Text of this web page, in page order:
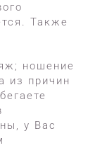
Также
ношение
из причин
у Вас